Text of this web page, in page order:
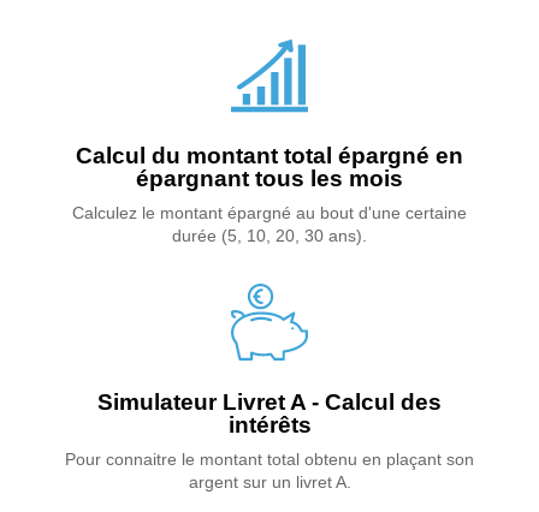
Calcul du montant total épargné en
épargnant tous les mois
Calculez le montant épargné au bout d'une certaine
durée (5, 10, 20, 30 ans).
Simulateur Livret A - Calcul des
intérêts
Pour connaitre le montant total obtenu en plaçant son
argent sur un livret A.